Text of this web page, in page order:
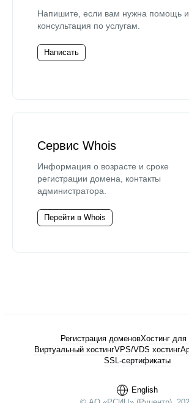
Напишите, если вам нужна помощь
консультация по услугам.
Написать
Сервис Whois
Информация о возрасте и сроке
регистрации домена, контакты
администратора.
Перейти в Whois
English
Регистрация доменовХостинг для
Виртуальный хостингVPS/VDS хостинг
SSL-сертификаты